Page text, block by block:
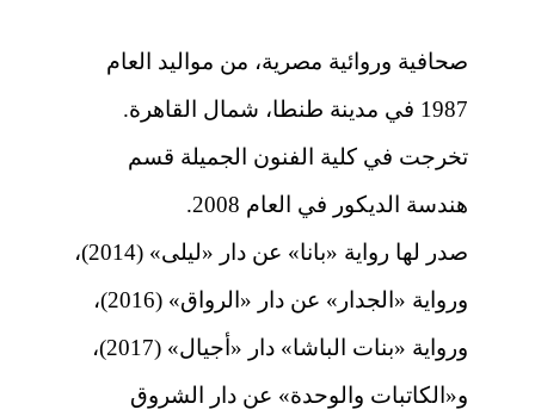
صحافية وروائية مصرية، من مواليد العام
1987 في مدينة طنطا، شمال القاهرة.
تخرجت في كلية الفنون الجميلة قسم
هندسة الديكور في العام 2008.
صدر لها رواية «بانا» عن دار «ليلى» (2014)،
ورواية «الجدار» عن دار «الرواق» (2016)،
ورواية «بنات الباشا» دار «أجيال» (2017)،
و«الكاتبات والوحدة» عن دار الشروق